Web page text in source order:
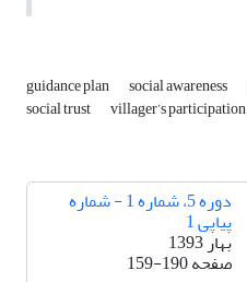
guidance plan social awareness
social trust villager’s participation
دوره 5، شماره 1 - شماره
پیاپی 1
بهار 1393
صفحه159-190